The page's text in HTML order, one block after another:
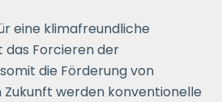
eine klimafreundliche
das Forcieren der
die Förderung von
Zukunft werden konventionelle